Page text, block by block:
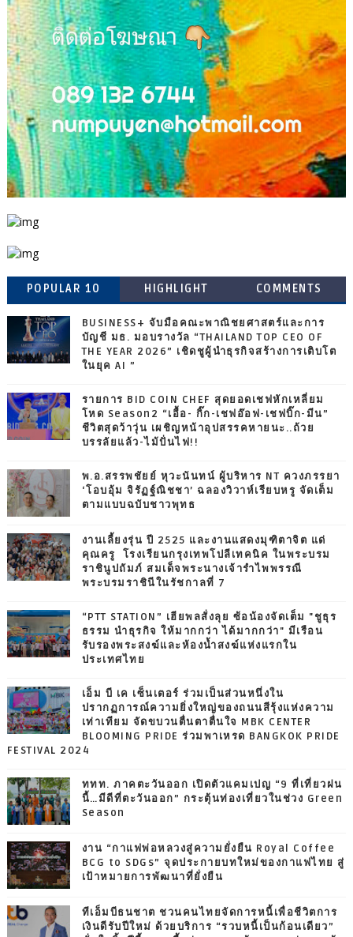
POPULAR 10 HIGHLIGHT COMMENTS
BUSINESS+ จับมือคณะพาณิชยศาสตร์และการ
บัญชี มธ. มอบรางวัล “THAILAND TOP CEO OF
THE YEAR 2026” เชิดชูผู้นำธุรกิจสร้างการเติบโต
ในยุค AI ”
รายการ BID COIN CHEF สุดยอดเชฟหักเหลี่ยม
โหด Season2 “เอื้อ- กิ๊ก-เชฟอ๊อฟ-เชฟบิ๊ก-มีน”
ชีวิตสุดว้าวุ่น เผชิญหน้าอุปสรรคหายนะ..ถ้วย
บรรลัยแล้ว-ไม้ปั่นไฟ!!
พ.อ.สรรพชัยย์ หุวะนันทน์ ผู้บริหาร NT ควงภรรยา
‘โอบอุ้ม จิรัฏฐ์ณิชชา’ ฉลองวิวาห์เรียบหรู จัดเต็ม
ตามแบบฉบับชาวพุทธ
งานเลี้ยงรุ่น ปี 2525 และงานแสดงมุฑิตาจิต แด่
คุณครู โรงเรียนกรุงเทพโปลีเทคนิค ในพระบรม
ราชินูปถัมภ์ สมเด็จพระนางเจ้ารำไพพรรณี
พระบรมราชินีในรัชกาลที่ 7
“PTT STATION” เฮียพลสั่งลุย ซ้อน้องจัดเต็ม "ชูธุร
ธรรม นำธุรกิจ ให้มากกว่า ได้มากกว่า" มีเรือน
รับรองพระสงฆ์และห้องน้ำสงฆ์แห่งแรกใน
ประเทศไทย
เอ็ม บี เค เซ็นเตอร์ ร่วมเป็นส่วนหนึ่งใน
ปรากฏการณ์ความยิ่งใหญ่ของถนนสีรุ้งแห่งความ
เท่าเทียม จัดขบวนตื่นตาตื่นใจ MBK CENTER
BLOOMING PRIDE ร่วมพาเหรด BANGKOK PRIDE
FESTIVAL 2024
ททท. ภาคตะวันออก เปิดตัวแคมเปญ “9 ที่เที่ยวฝน
นี้…มีดีที่ตะวันออก” กระตุ้นท่องเที่ยวในช่วง Green
Season
งาน “กาแฟพ่อหลวงสู่ความยั่งยืน Royal Coffee
BCG to SDGs” จุดประกายบทใหม่ของกาแฟไทย สู่
เป้าหมายการพัฒนาที่ยั่งยืน
ทีเอ็มบีธนชาต ชวนคนไทยจัดการหนี้เพื่อชีวิตการ
เงินดีรับปีใหม่ ด้วยบริการ “รวบหนี้เป็นก้อนเดียว”